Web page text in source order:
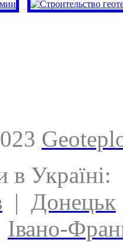
в Україні:
| Донецьк
Івано-